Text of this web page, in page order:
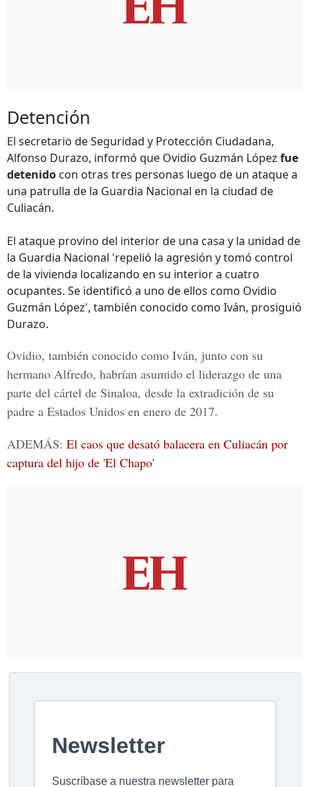
Detención
El secretario de Seguridad y Protección Ciudadana,
Alfonso Durazo, informó que Ovidio Guzmán López fue
detenido con otras tres personas luego de un ataque a
una patrulla de la Guardia Nacional en la ciudad de
Culiacán.
El ataque provino del interior de una casa y la unidad de
la Guardia Nacional 'repelió la agresión y tomó control
de la vivienda localizando en su interior a cuatro
ocupantes. Se identificó a uno de ellos como Ovidio
Guzmán López', también conocido como Iván, prosiguió
Durazo.
Ovidio, también conocido como Iván, junto con su
hermano Alfredo, habrían asumido el liderazgo de una
parte del cártel de Sinaloa, desde la extradición de su
padre a Estados Unidos en enero de 2017.
ADEMÁS: El caos que desató balacera en Culiacán por
captura del hijo de 'El Chapo'